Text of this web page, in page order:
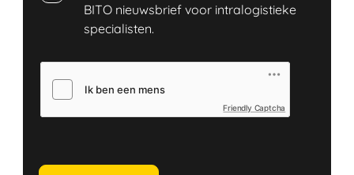
BITO nieuwsbrief voor intralogistieke
specialisten.
Friendly Captcha